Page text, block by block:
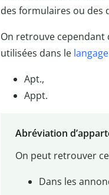
des formulaires ou des
On retrouve cependant
utilisées dans le langage
Apt.,
Appt.
Abréviation
On peut retrouver
Dans les